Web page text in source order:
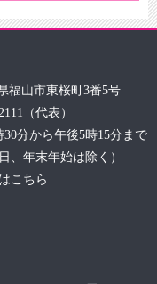
福山市東桜町3番5号
（代表）
分から午後5時15分まで
、年末年始は除く）
こちら